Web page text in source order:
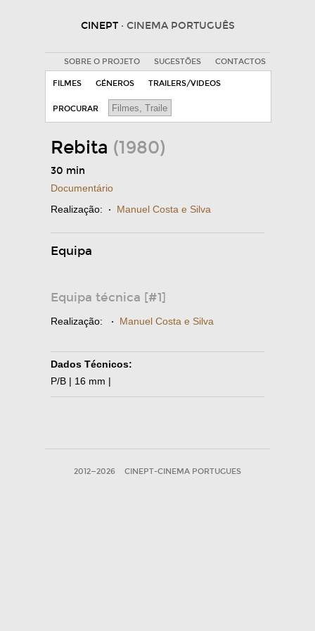
CINEPT · CINEMA PORTUGUÊS
SOBRE O PROJETO SUGESTÕES CONTACTOS
FILMES GÉNEROS TRAILERS/VIDEOS
PROCURAR
Rebita (1980)
30 min
Documentário
Realização: · Manuel Costa e Silva
Equipa
Equipa técnica [#1]
Realização: · Manuel Costa e Silva
Dados Técnicos:
P/B | 16 mm |
2012—2026 CINEPT-CINEMA PORTUGUES